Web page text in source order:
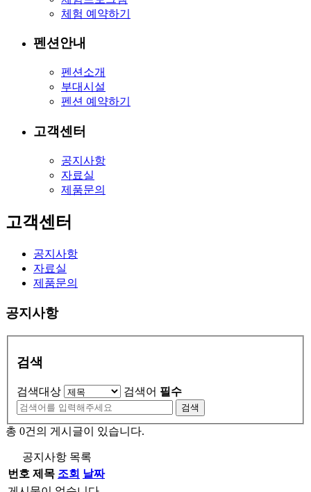
체험 예약하기
펜션안내
펜션소개
부대시설
펜션 예약하기
고객센터
공지사항
자료실
제품문의
고객센터
공지사항
자료실
제품문의
공지사항
검색
검색대상 검색어 필수
검색
총 0건의 게시글이 있습니다.
공지사항 목록
번호 제목 조회 날짜